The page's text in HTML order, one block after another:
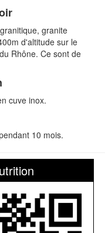
granite
d'altitude sur le
Rhône. Ce sont de
cuve inox.
10 mois.